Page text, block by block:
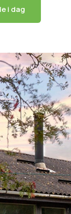
i dag